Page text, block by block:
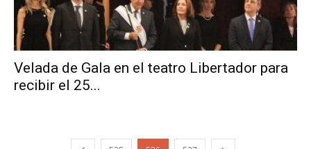
Velada de Gala en el teatro Libertador para
recibir el 25...